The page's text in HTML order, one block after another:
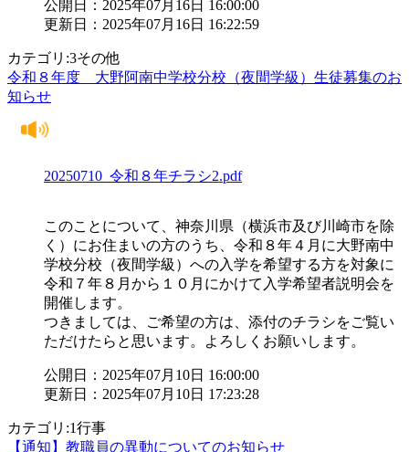
公開日：2025年07月16日 16:00:00
更新日：2025年07月16日 16:22:59
カテゴリ:3その他
令和８年度 大野阿南中学校分校（夜間学級）生徒募集のお
知らせ
20250710_令和８年チラシ2.pdf
このことについて、神奈川県（横浜市及び川崎市を除
く）にお住まいの方のうち、令和８年４月に大野南中
学校分校（夜間学級）への入学を希望する方を対象に
令和７年８月から１０月にかけて入学希望者説明会を
開催します。
つきましては、ご希望の方は、添付のチラシをご覧い
ただけたらと思います。よろしくお願いします。
公開日：2025年07月10日 16:00:00
更新日：2025年07月10日 17:23:28
カテゴリ:1行事
【通知】教職員の異動についてのお知らせ